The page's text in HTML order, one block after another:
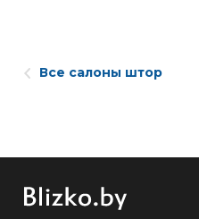
Все салоны штор